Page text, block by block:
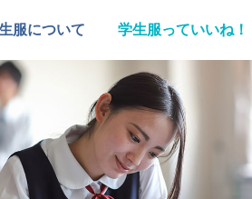
服について 学生服っていいね！